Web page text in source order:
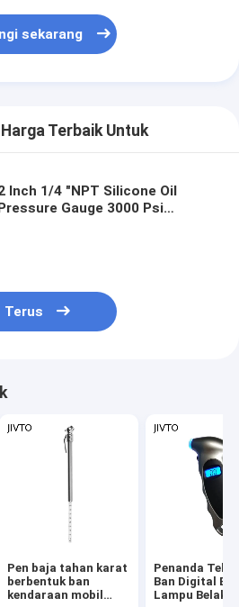
sekarang
Terbaik Untuk
Inch 1/4 "NPT Silicone Oil
Gauge 3000 Psi
Terus
Pen baja tahan karat
berbentuk ban
kendaraan mobil
Penanda
Ban Digital
Lampu